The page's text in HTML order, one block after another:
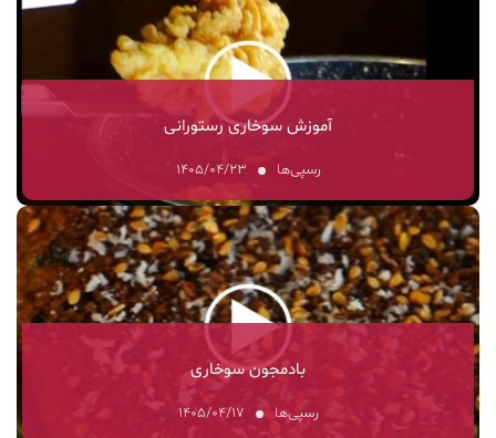
رسپی‌ها ۱۴۰۵/۰۴/۲۳
آموزش سوخاری رستورانی
رسپی‌ها ۱۴۰۵/۰۴/۱۷
بادمجون سوخاری